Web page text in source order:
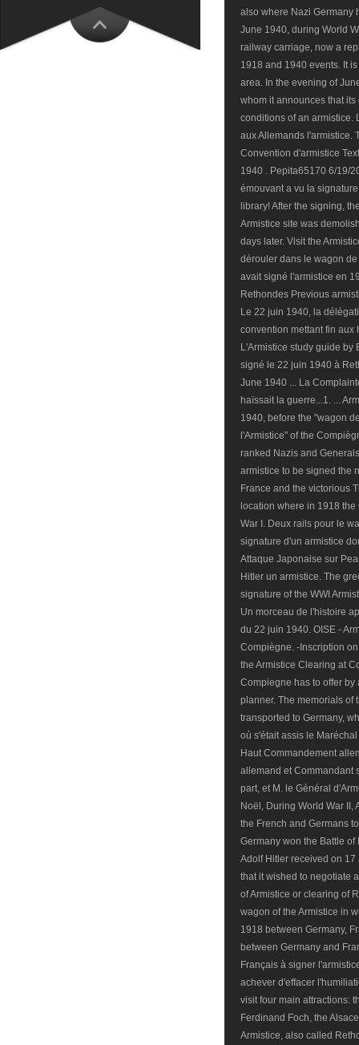
also where Nazi Germany
June 1940, during World
railway carriage, now a
1918 and 1940 events. It
area. In the evening of
whom it announces that
conditions of an armistice.
aux Allemands l'armistice.
Convention d'armistice
1940 . Pepita65170 6/19/
émouvant a vu la
library! After the signing,
Armistice site was
days later. Visit the
dérouler dans le wagon
avait signé l'armistice en
Rethondes Previous
Le 22 juin 1940, la
convention mettant fin aux
L'Armistice study guide by
signé le 22 juin 1940 à
June 1940 ... La
haïssait la guerre...1. ...
1940, before the "wagon
l'Armistice" of the
ranked Nazis and
armistice to be signed the
France and the victorious
location where in 1918
War I. Deux rails pour le
signature d'un armistice
Attaque Japonaise sur
Hitler un armistice. The
signature of the WWI
Un morceau de l'histoire
du 22 juin 1940. OISE -
Compiègne. -Inscription
the Armistice Clearing at
Compiegne has to offer
planner. The memorials of
transported to Germany,
où s'était assis le
Haut Commandement
allemand et Commandant
part, et M. le Général
Noël, During World War
the French and Germans
Germany won the Battle
Adolf Hitler received on
that it wished to negotiate
of Armistice or clearing of
wagon of the Armistice in
1918 between Germany,
between Germany and
Français à signer
achever d'effacer
visit four main attractions:
Ferdinand Foch, the
Armistice, also called